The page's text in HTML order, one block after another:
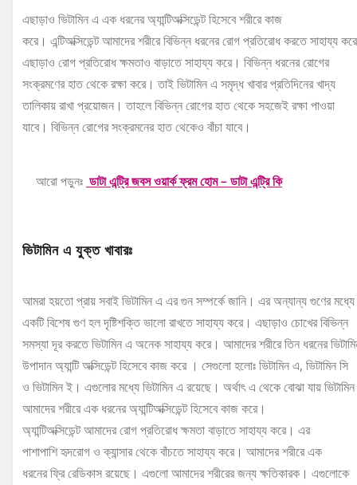
এছাড়াও ভিটামিন এ এক ধরনের অ্যান্টিঅক্সিডেন্ট হিসেবে শরীরে কাজ
করে। এন্টিঅক্সিডেন্ট আমাদের শরীরে বিভিন্ন ধরনের রোগ প্রতিরোধ করতে সাহায্য
এছাড়াও রোগ প্রতিরোধ ক্ষমতাও বাড়াতে সাহায্য করে। বিভিন্ন ধরনের রোগের
সংক্রমণের হাত থেকে রক্ষা করে। তাই ভিটামিন এ সমৃদ্ধ খাবার প্রতিদিনের খাদ্য
তালিকায় রাখা প্রয়োজন। তাহলে বিভিন্ন রোগের হাত থেকে সহজেই রক্ষা পাওয়া
যাবে। বিভিন্ন রোগের সংক্রমনের হাত থেকেও বাঁচা যাবে।
আরো পড়ুনঃ ডাটা এন্ট্রি জবস ওয়ার্ক ফ্রম হোম – ডাটা এন্ট্রি কি
ভিটামিন এ যুক্ত খাবারঃ
আমরা হয়তো প্রায় সবাই ভিটামিন এ এর গুন সম্পর্কে জানি। এর অন্যান্য গুণের মধ্যে
একটি বিশেষ গুণ হল দৃষ্টিশক্তি ভালো রাখতে সাহায্য করে। এছাড়াও চোখের বিভিন্ন
সমস্যা দূর করতে ভিটামিন এ অনেক সাহায্য করে। আমাদের শরীরে তিন ধরনের
উপাদান অ্যান্টি অক্সিডেন্ট হিসেবে কাজ করে । সেগুলো হলোঃ ভিটামিন এ, ভিটামিন সি
ও ভিটামিন ই। এগুলোর মধ্যে ভিটামিন এ রয়েছে। অর্থাৎ এ থেকে বোঝা যায়
আমাদের শরীরে এক ধরনের অ্যান্টিঅক্সিডেন্ট হিসেবে কাজ করে।
অ্যান্টিঅক্সিডেন্ট আমাদের রোগ প্রতিরোধ ক্ষমতা বাড়াতে সাহায্য করে। এর
পাশাপাশি হৃদরোগ ও ক্যান্সার থেকে বাঁচতে সাহায্য করে। আমাদের শরীরে এক
ধরনের ফ্রি রেডিকাস রয়েছে। এগুলো আমাদের শরীরের জন্য ক্ষতিকারক। এগুলোকে